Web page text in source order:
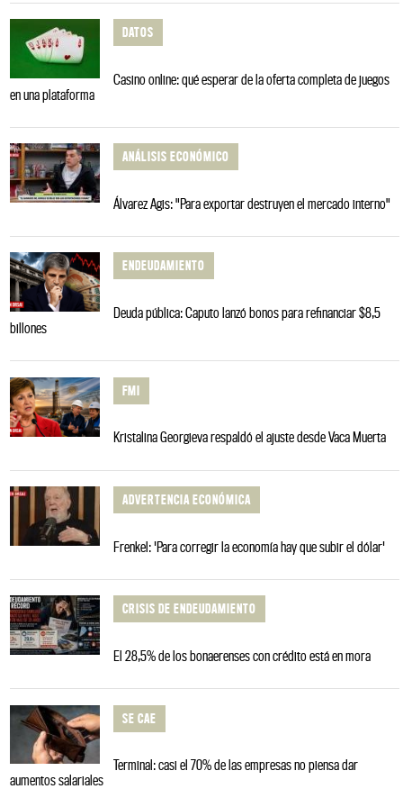
DATOS
Casino online: qué esperar de la oferta completa de juegos
en una plataforma
ANÁLISIS ECONÓMICO
Álvarez Agis: "Para exportar destruyen el mercado interno"
ENDEUDAMIENTO
Deuda pública: Caputo lanzó bonos para refinanciar $8,5
billones
FMI
Kristalina Georgieva respaldó el ajuste desde Vaca Muerta
ADVERTENCIA ECONÓMICA
Frenkel: 'Para corregir la economía hay que subir el dólar'
CRISIS DE ENDEUDAMIENTO
El 28,5% de los bonaerenses con crédito está en mora
SE CAE
Terminal: casi el 70% de las empresas no piensa dar
aumentos salariales